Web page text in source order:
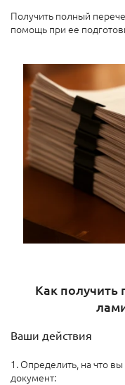
Получить полный
помощь при ее
Как
Ваши действия
1. Определить, на что
документ: